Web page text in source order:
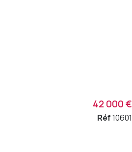
42 000 €
Réf10601